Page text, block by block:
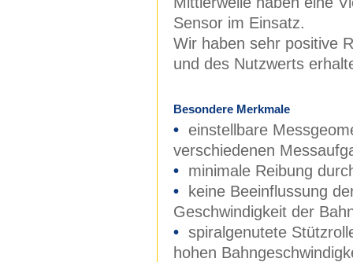
Sensor im Einsatz.
Wir haben sehr positive
und des Nutzwerts
Besondere Merkmale
• einstellbare
verschiedenen
• minimale Reibung
•
keine Beeinflussung
Geschwindigkeit der
• spiralgenutete
hohen